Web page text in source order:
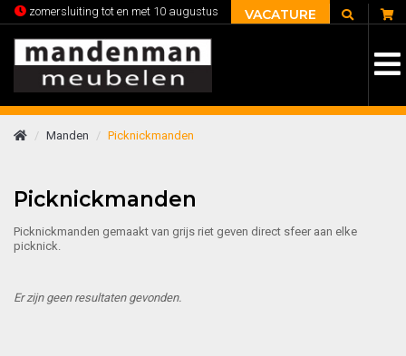
zomersluiting tot en met 10 augustus VACATURE
Manden Picknickmanden
Picknickmanden
Picknickmanden gemaakt van grijs riet geven direct sfeer aan elke
picknick.
Er zijn geen resultaten gevonden.